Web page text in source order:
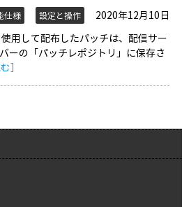
仕様 設定と操作
2020年12月10日
用して配布したパッチは、配信サー
ーの「パッチレポジトリ」に保存さ
］